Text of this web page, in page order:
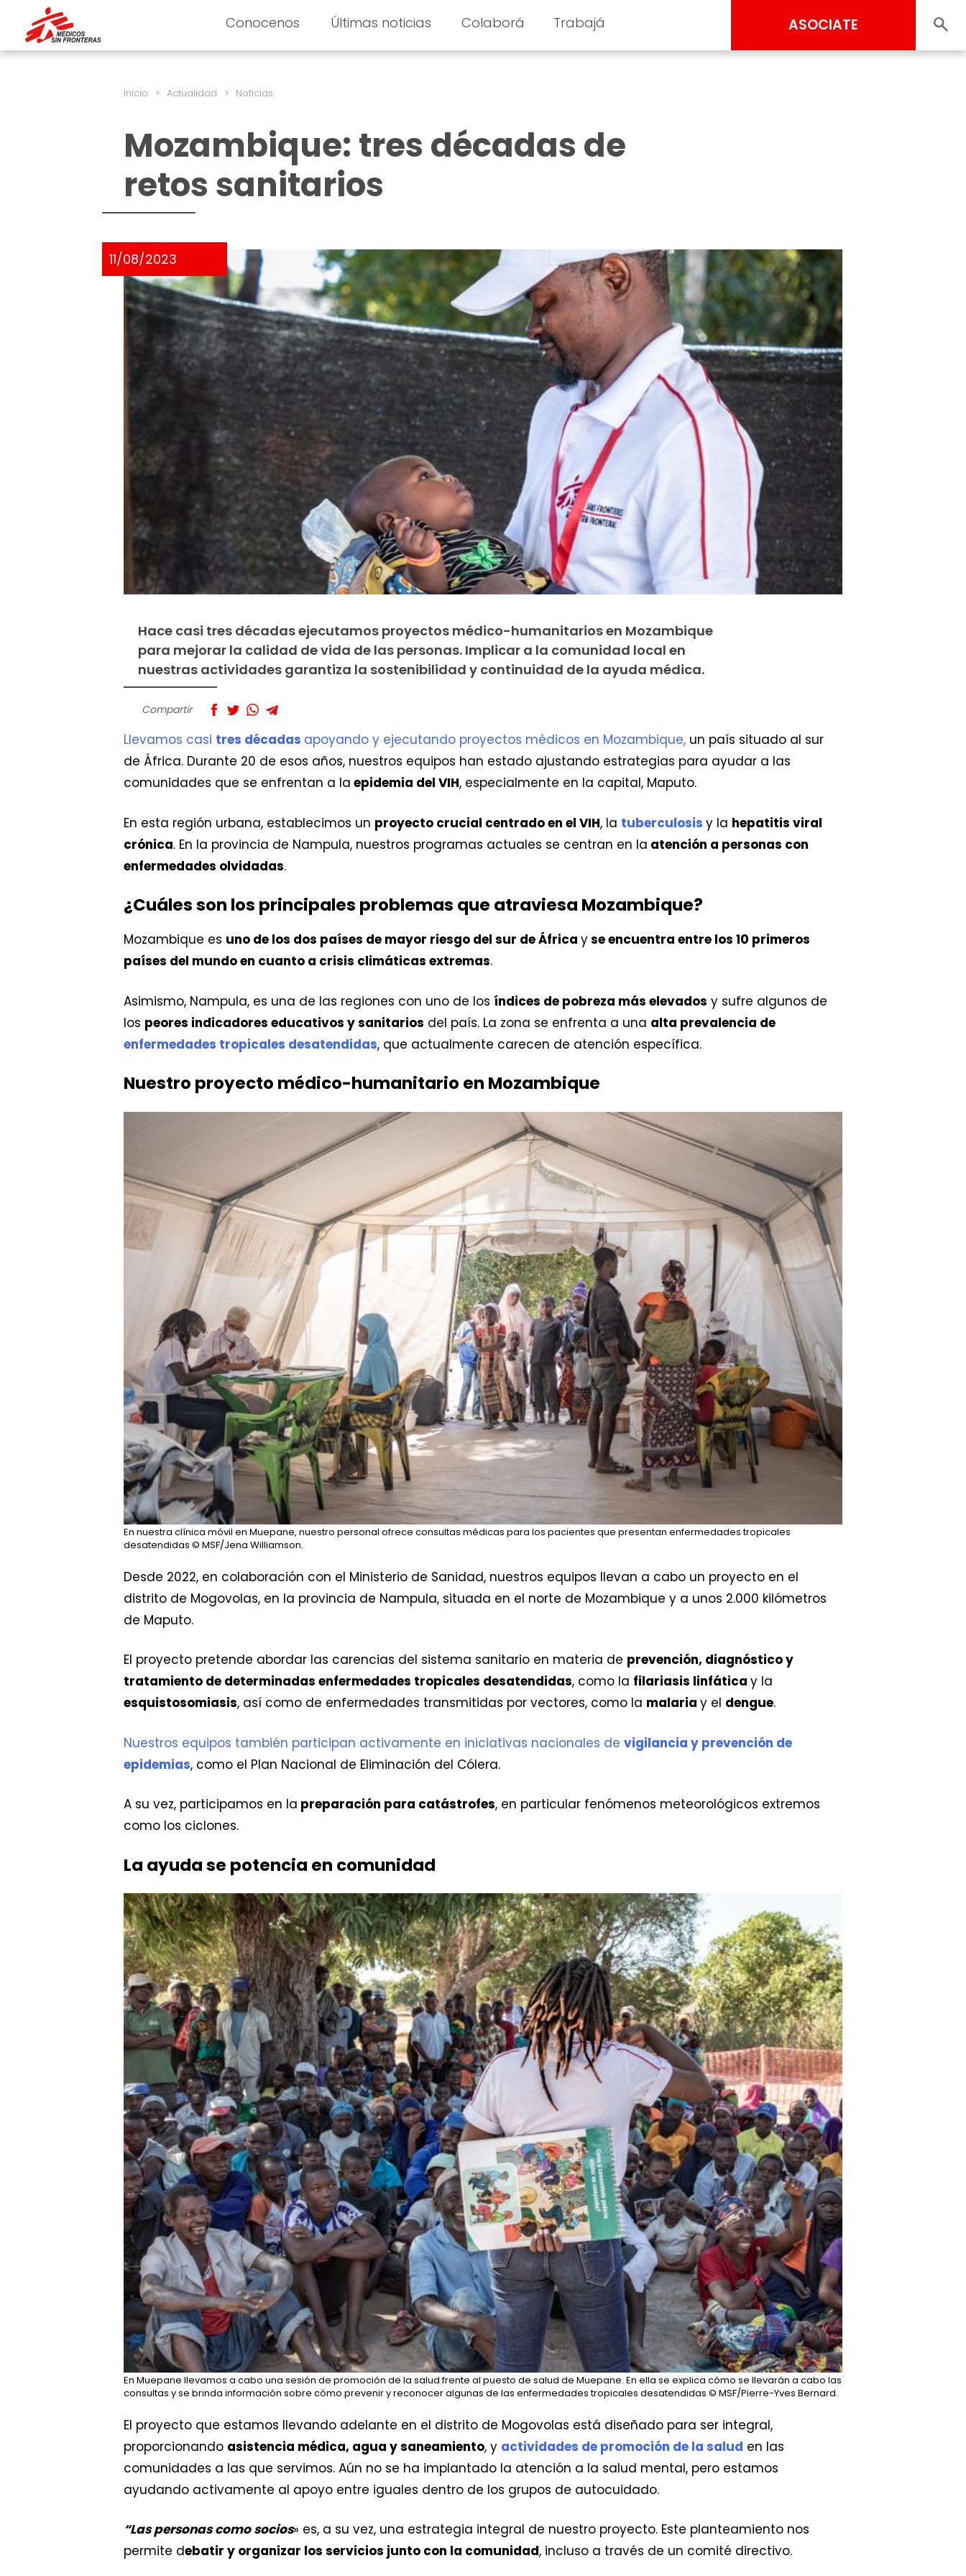
Conocenos Últimas noticias Colaborá Trabajá ASOCIATE
Inicio > Actualidad > Noticias
Mozambique: tres décadas de
retos sanitarios
11/08/2023
Hace casi tres décadas ejecutamos proyectos médico-humanitarios en Mozambique
para mejorar la calidad de vida de las personas. Implicar a la comunidad local en
nuestras actividades garantiza la sostenibilidad y continuidad de la ayuda médica.
Compartir
Llevamos casi tres décadas apoyando y ejecutando proyectos médicos en Mozambique, un país situado al sur
de África. Durante 20 de esos años, nuestros equipos han estado ajustando estrategias para ayudar a las
comunidades que se enfrentan a la epidemia del VIH, especialmente en la capital, Maputo.
En esta región urbana, establecimos un proyecto crucial centrado en el VIH, la tuberculosis y la hepatitis viral
crónica. En la provincia de Nampula, nuestros programas actuales se centran en la atención a personas con
enfermedades olvidadas.
¿Cuáles son los principales problemas que atraviesa Mozambique?
Mozambique es uno de los dos países de mayor riesgo del sur de África yse encuentra entre los 10 primeros
países del mundo en cuanto a crisis climáticas extremas.
Asimismo, Nampula, es una de las regiones con uno de los índices de pobreza más elevados y sufre algunos de
los peores indicadores educativos y sanitarios del país. La zona se enfrenta a una alta prevalencia de
enfermedades tropicales desatendidas, que actualmente carecen de atención específica.
Nuestro proyecto médico-humanitario en Mozambique
En nuestra clínica móvil en Muepane, nuestro personal ofrece consultas médicas para los pacientes que presentan enfermedades tropicales
desatendidas © MSF/Jena Williamson.
Desde 2022, en colaboración con el Ministerio de Sanidad, nuestros equipos llevan a cabo un proyecto en el
distrito de Mogovolas, en la provincia de Nampula, situada en el norte de Mozambique y a unos 2.000 kilómetros
de Maputo.
El proyecto pretende abordar las carencias del sistema sanitario en materia de prevención, diagnóstico y
tratamiento de determinadas enfermedades tropicales desatendidas, como la filariasis linfática y la
esquistosomiasis, así como de enfermedades transmitidas por vectores, como la malaria y el dengue.
Nuestros equipos también participan activamente en iniciativas nacionales de vigilancia y prevención de
epidemias, como el Plan Nacional de Eliminación del Cólera.
A su vez, participamos en la preparación para catástrofes, en particular fenómenos meteorológicos extremos
como los ciclones.
La ayuda se potencia en comunidad
En Muepane llevamos a cabo una sesión de promoción de la salud frente al puesto de salud de Muepane. En ella se explica cómo se llevarán a cabo las
consultas y se brinda información sobre cómo prevenir y reconocer algunas de las enfermedades tropicales desatendidas © MSF/Pierre-Yves Bernard.
El proyecto que estamos llevando adelante en el distrito de Mogovolas está diseñado para ser integral,
proporcionando asistencia médica, agua y saneamiento, y actividades de promoción de la salud en las
comunidades a las que servimos. Aún no se ha implantado la atención a la salud mental, pero estamos
ayudando activamente al apoyo entre iguales dentro de los grupos de autocuidado.
“Las personas como socios» es, a su vez, una estrategia integral de nuestro proyecto. Este planteamiento nos
permite debatir y organizar los servicios junto con la comunidad, incluso a través de un comité directivo.